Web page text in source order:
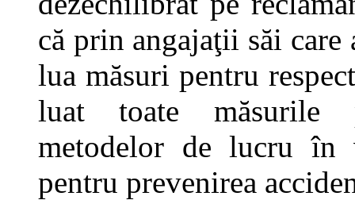
că prin angajaţii săi care
lua măsuri pentru
luat toate măsurile
metodelor de lucru în
pentru prevenirea